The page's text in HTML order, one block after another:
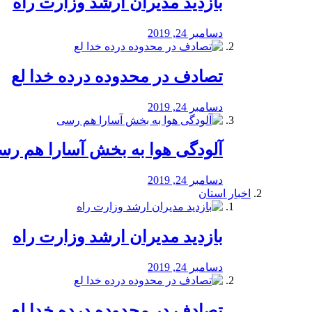
دسامبر 24, 2019
تصادف در محدوده درده خدا لع
دسامبر 24, 2019
آلودگی هوا به بخش آسارا هم
دسامبر 24, 2019
اخبار استان
بازدید مدیران ارشد وزارت راه
دسامبر 24, 2019